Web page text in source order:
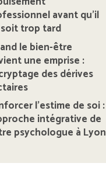
avant qu’il
trop tard
le bien-être
une emprise :
des dérives
l’estime de soi :
intégrative de
psychologue à Lyon